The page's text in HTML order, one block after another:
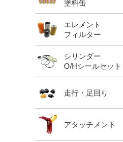
塗料缶
エレメント
フィルター
シリンダー
O/Hシールセット
走行・足回り
アタッチメント